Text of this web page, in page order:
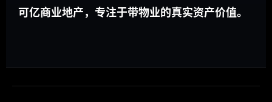
可亿商业地产，专注于带物业的真实资产价值。